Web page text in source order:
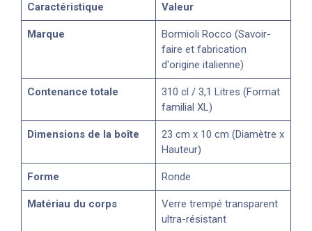
Caractéristique Valeur
Marque
Bormioli Rocco (Savoir-
faire et fabrication
d'origine italienne)
Contenance totale
310 cl / 3,1 Litres (Format
familial XL)
Dimensions de la boîte
23 cm x 10 cm (Diamètre x
Hauteur)
Forme Ronde
Matériau du corps
Verre trempé transparent
ultra-résistant